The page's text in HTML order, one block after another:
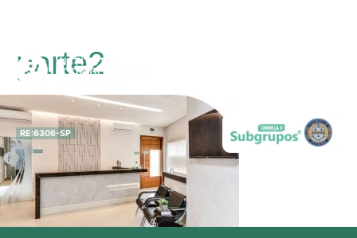
conteúdo
RE:6306-SP
parte2